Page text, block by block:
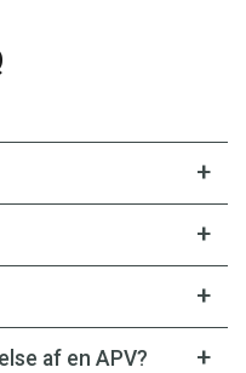
af en APV?